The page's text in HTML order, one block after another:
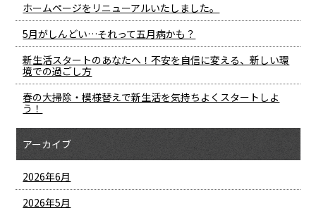
ホームページをリニューアルいたしました。
5月がしんどい…それって五月病かも？
新生活スタートのあなたへ！不安を自信に変える、新しい環
境での過ごし方
春の大掃除・模様替えで新生活を気持ちよくスタートしよ
う！
アーカイブ
2026年6月
2026年5月